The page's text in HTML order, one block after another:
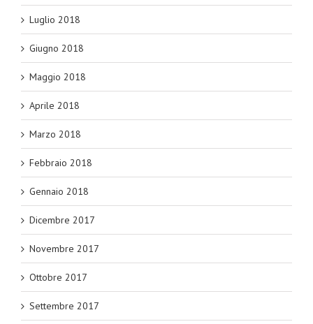
Luglio 2018
Giugno 2018
Maggio 2018
Aprile 2018
Marzo 2018
Febbraio 2018
Gennaio 2018
Dicembre 2017
Novembre 2017
Ottobre 2017
Settembre 2017